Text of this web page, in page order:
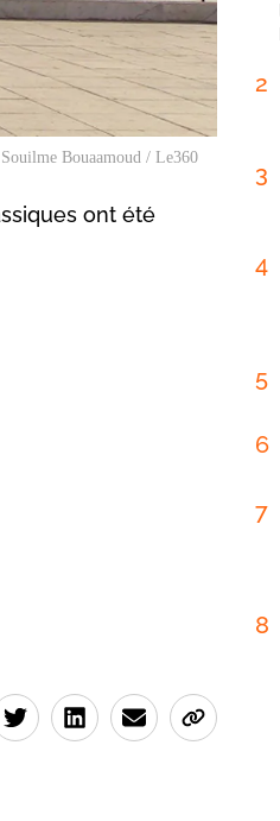
Souilme Bouaamoud / Le360
ont été
2
3
4
5
6
7
8